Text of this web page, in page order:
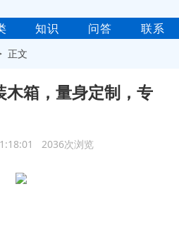
知识 问答 联系
正文
木箱，量身定制，专
2036次浏览